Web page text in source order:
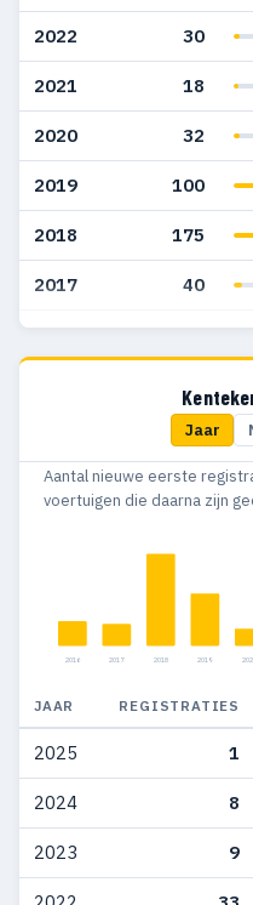
2022 30
2021 18
2020 32
2019 100
2018 175
2017 40
2016 75
111
2013 204
2008 108
2007 129
2006 230
2005 498
Jaar
Aantal nieuwe eerste
voertuigen die daarna zijn
2016 2017 2018 2019
JAAR REGISTRATIES
2025 1
2024 8
2023 9